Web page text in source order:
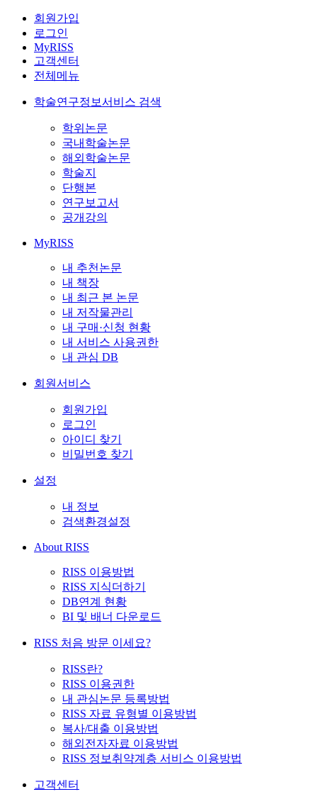
회원가입
로그인
MyRISS
고객센터
전체메뉴
학술연구정보서비스 검색
학위논문
국내학술논문
해외학술논문
학술지
단행본
연구보고서
공개강의
MyRISS
내 추천논문
내 책장
내 최근 본 논문
내 저작물관리
내 구매·신청 현황
내 서비스 사용권한
내 관심 DB
회원서비스
회원가입
로그인
아이디 찾기
비밀번호 찾기
설정
내 정보
검색환경설정
About RISS
RISS 이용방법
RISS 지식더하기
DB연계 현황
BI 및 배너 다운로드
RISS 처음 방문 이세요?
RISS란?
RISS 이용권한
내 관심논문 등록방법
RISS 자료 유형별 이용방법
복사/대출 이용방법
해외전자자료 이용방법
RISS 정보취약계층 서비스 이용방법
고객센터